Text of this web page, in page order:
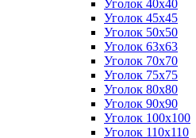
Уголок 40x40
Уголок 45x45
Уголок 50х50
Уголок 63х63
Уголок 70х70
Уголок 75x75
Уголок 80х80
Уголок 90х90
Уголок 100х100
Уголок 110х110